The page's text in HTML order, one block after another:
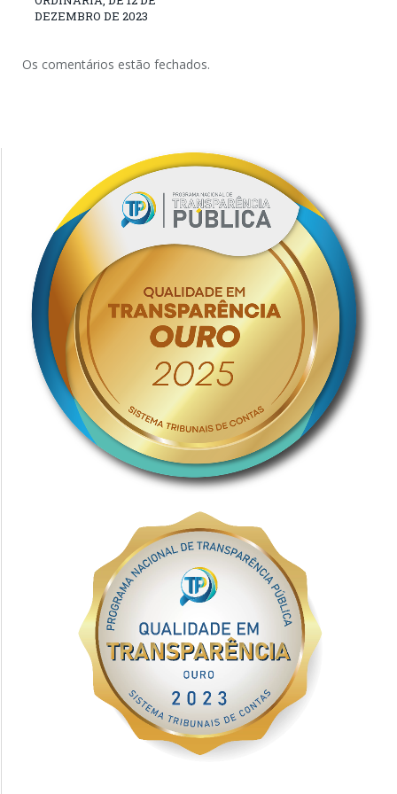
DEZEMBRO DE 2023
Os comentários estão fechados.